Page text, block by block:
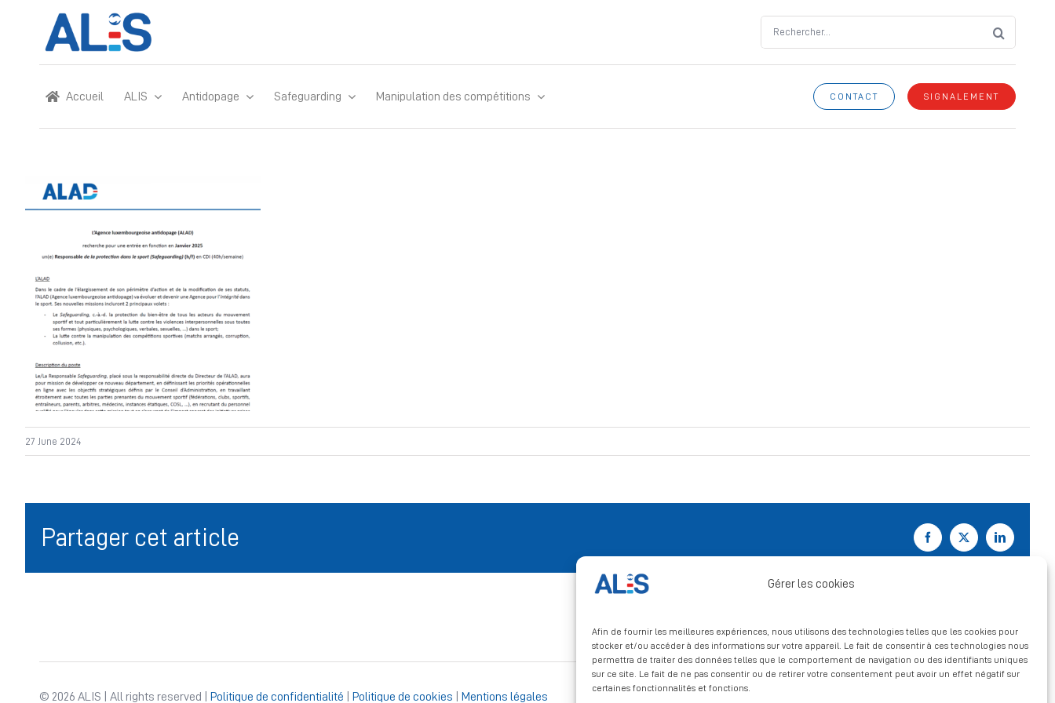
Gérer les cookies
Afin de fournir les meilleures expériences, nous utilisons des technologies telles que les cookies pour
stocker et/ou accéder à des informations sur votre appareil. Le fait de consentir à ces technologies nous
permettra de traiter des données telles que le comportement de navigation ou des identifiants uniques
sur ce site. Le fait de ne pas consentir ou de retirer votre consentement peut avoir un effet négatif sur
certaines fonctionnalités et fonctions.
for:
Accueil ALIS Antidopage Safeguarding Manipulation des compétitions CONTACT SIGNALEMENT
27 June 2024
Partager cet article Facebook
X LinkedIn
© 2026 ALIS | All rights reserved | Politique de confidentialité Politique de cookies Mentions légales